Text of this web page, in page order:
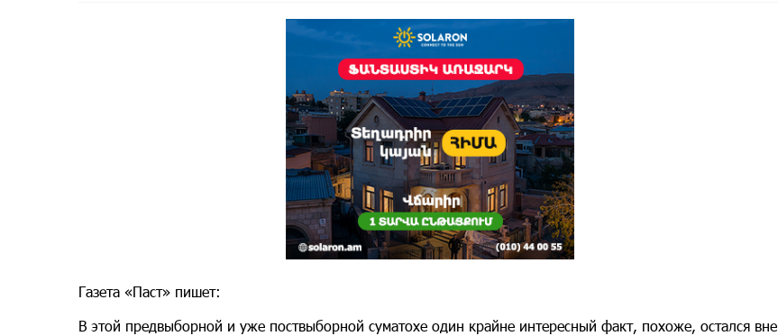
Газета «Паст» пишет:
В этой предвыборной и уже поствыборной суматохе один крайне интересный факт, похоже, остался вне